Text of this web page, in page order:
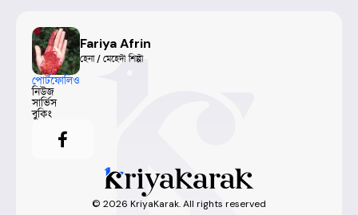
Fariya Afrin
হেনা / মেহেদী শিল্পী
পোর্টফোলিও
নিউজ
সার্ভিস
বুকিং
© 2026 KriyaKarak. All rights reserved